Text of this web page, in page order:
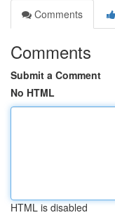
Comments
Comments
Submit a Comment
No HTML
HTML is disabled